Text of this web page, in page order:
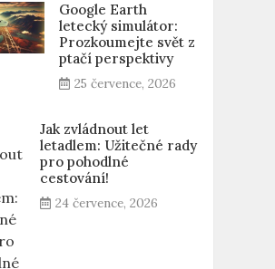
Google Earth
letecký simulátor:
Prozkoumejte svět z
ptačí perspektivy
25 července, 2026
Jak zvládnout let
letadlem: Užitečné rady
pro pohodlné
cestování!
24 července, 2026